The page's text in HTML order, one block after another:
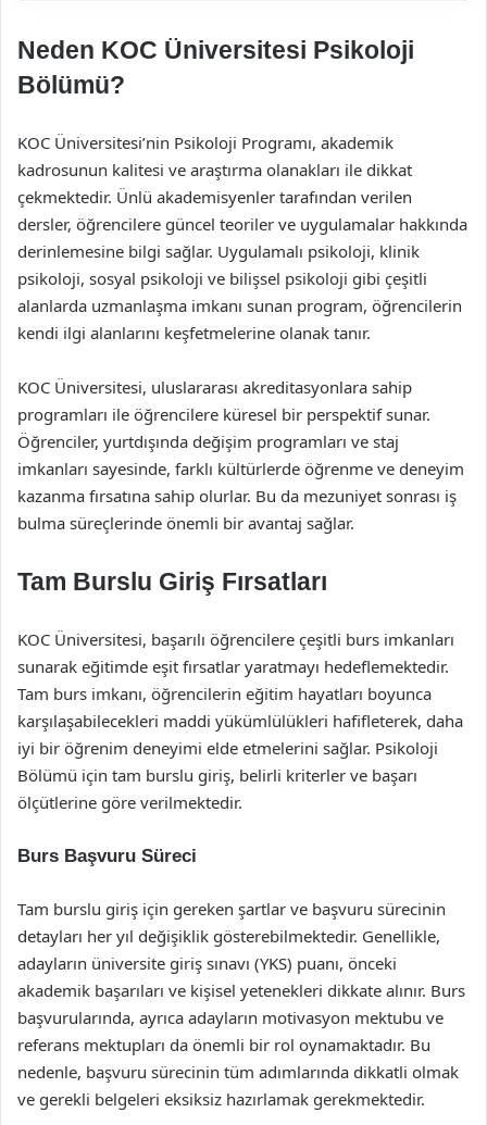
Neden KOC Üniversitesi Psikoloji
Bölümü?
KOC Üniversitesi’nin Psikoloji Programı, akademik
kadrosunun kalitesi ve araştırma olanakları ile dikkat
çekmektedir. Ünlü akademisyenler tarafından verilen
dersler, öğrencilere güncel teoriler ve uygulamalar hakkında
derinlemesine bilgi sağlar. Uygulamalı psikoloji, klinik
psikoloji, sosyal psikoloji ve bilişsel psikoloji gibi çeşitli
alanlarda uzmanlaşma imkanı sunan program, öğrencilerin
kendi ilgi alanlarını keşfetmelerine olanak tanır.
KOC Üniversitesi, uluslararası akreditasyonlara sahip
programları ile öğrencilere küresel bir perspektif sunar.
Öğrenciler, yurtdışında değişim programları ve staj
imkanları sayesinde, farklı kültürlerde öğrenme ve deneyim
kazanma fırsatına sahip olurlar. Bu da mezuniyet sonrası iş
bulma süreçlerinde önemli bir avantaj sağlar.
Tam Burslu Giriş Fırsatları
KOC Üniversitesi, başarılı öğrencilere çeşitli burs imkanları
sunarak eğitimde eşit fırsatlar yaratmayı hedeflemektedir.
Tam burs imkanı, öğrencilerin eğitim hayatları boyunca
karşılaşabilecekleri maddi yükümlülükleri hafifleterek, daha
iyi bir öğrenim deneyimi elde etmelerini sağlar. Psikoloji
Bölümü için tam burslu giriş, belirli kriterler ve başarı
ölçütlerine göre verilmektedir.
Burs Başvuru Süreci
Tam burslu giriş için gereken şartlar ve başvuru sürecinin
detayları her yıl değişiklik gösterebilmektedir. Genellikle,
adayların üniversite giriş sınavı (YKS) puanı, önceki
akademik başarıları ve kişisel yetenekleri dikkate alınır. Burs
başvurularında, ayrıca adayların motivasyon mektubu ve
referans mektupları da önemli bir rol oynamaktadır. Bu
nedenle, başvuru sürecinin tüm adımlarında dikkatli olmak
ve gerekli belgeleri eksiksiz hazırlamak gerekmektedir.